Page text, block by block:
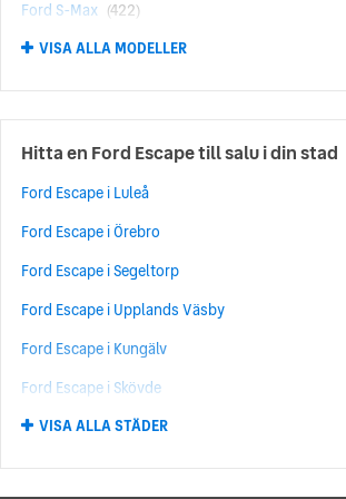
Ford S-Max (422)
Ford Puma (359)
Ford Explorer (311)
Ford Mustang Mach-E (241)
Ford C-Max (190)
Ford Transit (167)
Ford Capri (122)
Ford Galaxy (118)
Ford Ka (88)
Ford Tourneo (81)
Ford Edge (60)
Ford Thunderbird (51)
VISA ALLA MODELLER
Hitta en Ford Escape till salu i din stad
Ford Escape i Luleå
Ford Escape i Örebro
Ford Escape i Segeltorp
Ford Escape i Upplands Väsby
Ford Escape i Kungälv
Ford Escape i Skövde
Ford Escape i Umeå
Ford Escape i Norrköping
VISA ALLA STÄDER